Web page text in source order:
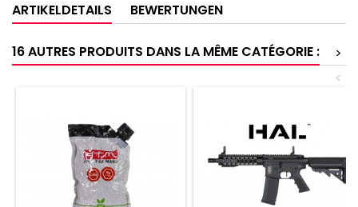
ARTIKELDETAILS BEWERTUNGEN
16 AUTRES PRODUITS DANS LA MÊME CATÉGORIE :
>
<